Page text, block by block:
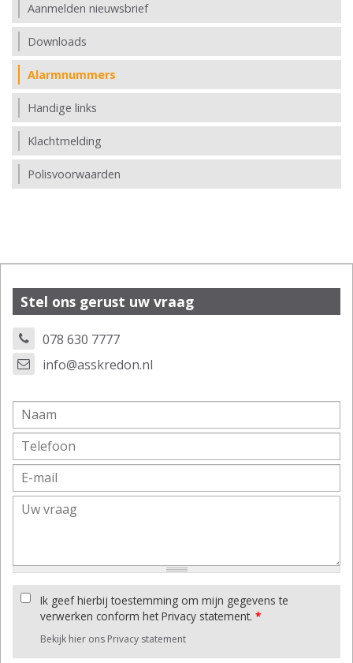
Aanmelden nieuwsbrief
Downloads
Alarmnummers
Handige links
Klachtmelding
Polisvoorwaarden
Stel ons gerust uw vraag
078 630 7777
info@asskredon.nl
Ik geef hierbij toestemming om mijn gegevens te
verwerken conform het Privacy statement. *
Bekijk hier ons Privacy statement